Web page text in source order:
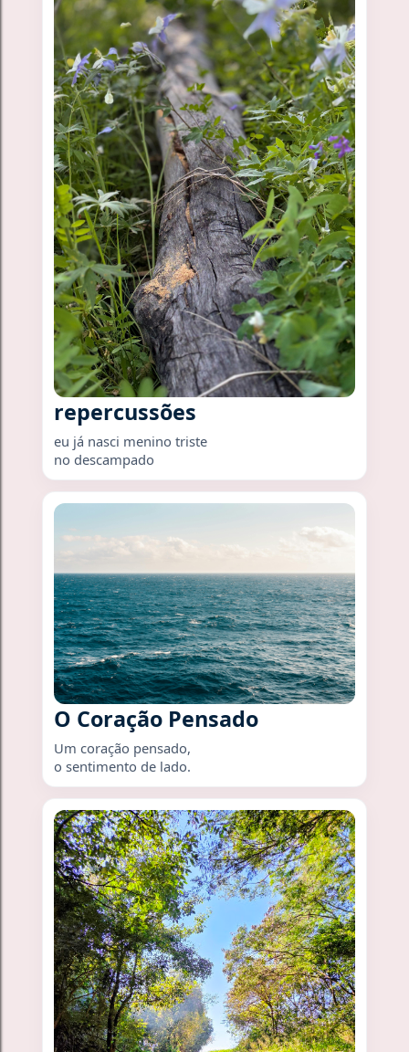
repercussões
eu já nasci menino triste
no descampado
O Coração Pensado
Um coração pensado,
o sentimento de lado.